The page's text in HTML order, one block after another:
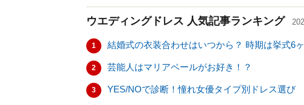
ウエディングドレス 人気記事ランキング
1 結婚式の衣装合わせはいつから？ 時期は挙式6
2 芸能人はマリアベールがお好き！？
3 YES/NOで診断！憧れ女優タイプ別ドレス選び